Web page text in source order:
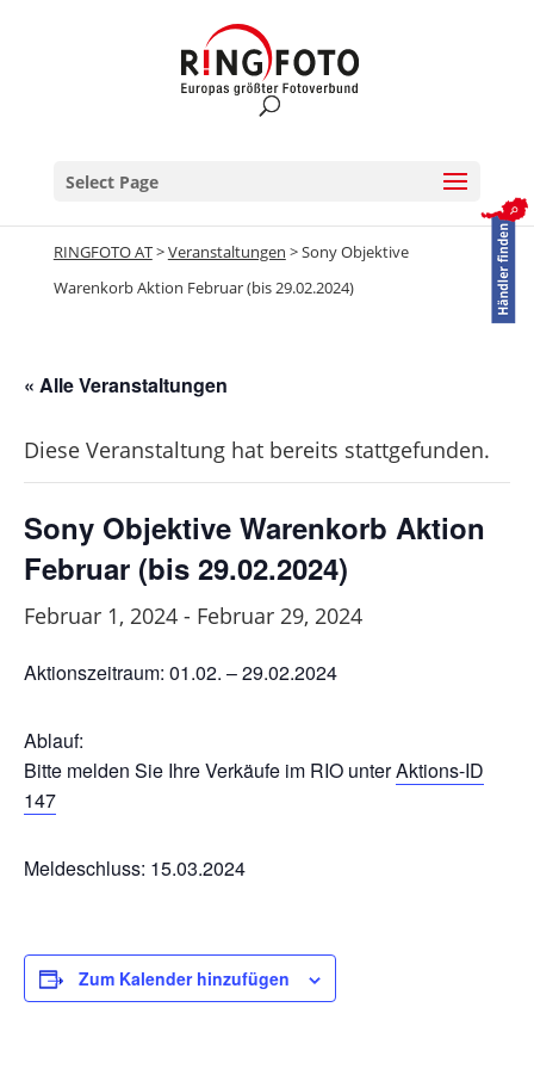
Select Page
RINGFOTO AT>Veranstaltungen >Sony Objektive
Warenkorb Aktion Februar (bis 29.02.2024)
« Alle Veranstaltungen
Diese Veranstaltung hat bereits stattgefunden.
Sony Objektive Warenkorb Aktion
Februar (bis 29.02.2024)
Februar 1, 2024 - Februar 29, 2024
Aktionszeitraum: 01.02. – 29.02.2024
Ablauf:
Bitte melden Sie Ihre Verkäufe im RIO unterAktions-ID
147
Meldeschluss: 15.03.2024
Zum Kalender hinzufügen